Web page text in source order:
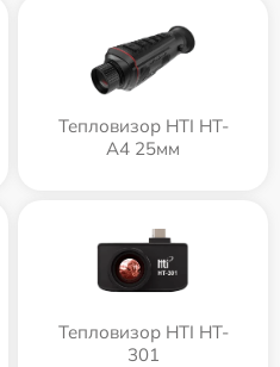
Тепловизор HTI HT-
A4 25мм
Тепловизор HTI HT-
301